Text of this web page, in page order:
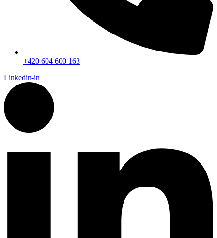
+420 604 600 163
Linkedin-in